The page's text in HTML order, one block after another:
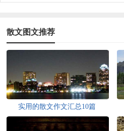
散文图文推荐
实用的散文作文汇总10篇